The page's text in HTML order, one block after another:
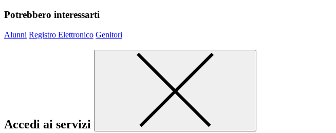
Potrebbero interessarti
Alunni Registro Elettronico Genitori
Accedi ai servizi